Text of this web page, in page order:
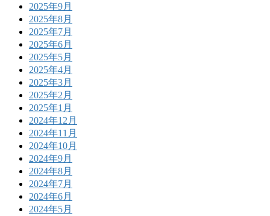
2025年9月
2025年8月
2025年7月
2025年6月
2025年5月
2025年4月
2025年3月
2025年2月
2025年1月
2024年12月
2024年11月
2024年10月
2024年9月
2024年8月
2024年7月
2024年6月
2024年5月